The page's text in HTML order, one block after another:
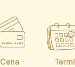
Cena